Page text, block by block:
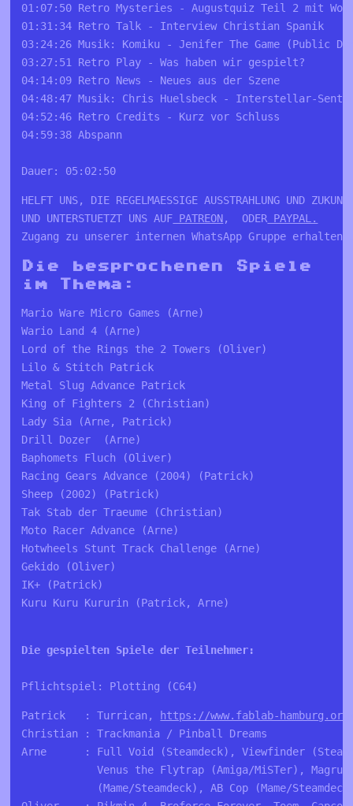
01:07:50 Retro Mysteries - Augustquiz Teil 2 mit
01:31:34 Retro Talk - Interview Christian Spanik
03:24:26 Musik: Komiku - Jenifer The Game (Public
03:27:51 Retro Play - Was haben wir gespielt?
04:14:09 Retro News - Neues aus der Szene
04:48:47 Musik: Chris Huelsbeck - Interstellar-
04:52:46 Retro Credits - Kurz vor Schluss
04:59:38 Abspann
Dauer: 05:02:50
HELFT UNS, DIE REGELMAESSIGE AUSSTRAHLUNG UND
UND UNTERSTUETZT UNS AUF PATREON,  ODER PAYPAL.
Zugang zu unserer internen WhatsApp Gruppe
Die besprochenen Spiele
im Thema:
Mario Ware Micro Games (Arne)
Wario Land 4 (Arne)
Lord of the Rings the 2 Towers (Oliver)
Lilo & Stitch Patrick
Metal Slug Advance Patrick
King of Fighters 2 (Christian)
Lady Sia (Arne, Patrick)
Drill Dozer  (Arne)
Baphomets Fluch (Oliver)
Racing Gears Advance (2004) (Patrick)
Sheep (2002) (Patrick)
Tak Stab der Traeume (Christian)
Moto Racer Advance (Arne)
Hotwheels Stunt Track Challenge (Arne)
Gekido (Oliver)
IK+ (Patrick)
Kuru Kuru Kururin (Patrick, Arne)
Die gespielten Spiele der Teilnehmer:
Pflichtspiel: Plotting (C64)
Patrick   : Turrican, https://www.fablab-
Christian : Trackmania / Pinball Dreams
Arne      : Full Void (Steamdeck), Viewfinder
Venus the Flytrap (Amiga/MiSTer),
(Mame/Steamdeck), AB Cop (Mame/